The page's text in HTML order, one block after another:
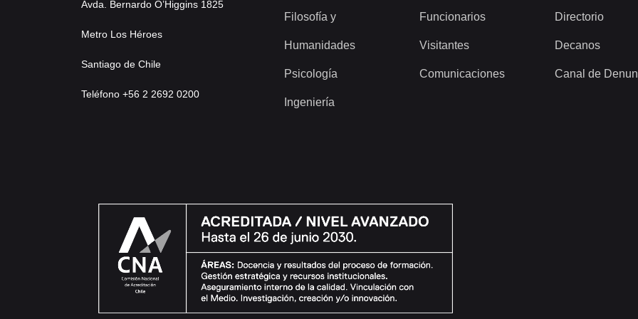
Avda. Bernardo O’Higgins 1825
Metro Los Héroes
Santiago de Chile
Teléfono +56 2 2692 0200
Filosofía y
Humanidades
Psicología
Ingeniería
Funcionarios
Visitantes
Comunicaciones
Directorio
Decanos
Canal de